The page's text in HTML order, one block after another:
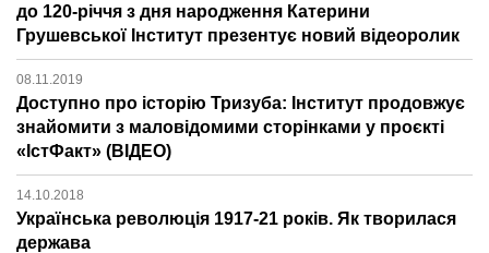
до 120-річчя з дня народження Катерини
Грушевської Інститут презентує новий відеоролик
08.11.2019
Доступно про історію Тризуба: Інститут продовжує
знайомити з маловідомими сторінками у проєкті
«ІстФакт» (ВІДЕО)
14.10.2018
Українська революція 1917-21 років. Як творилася
держава